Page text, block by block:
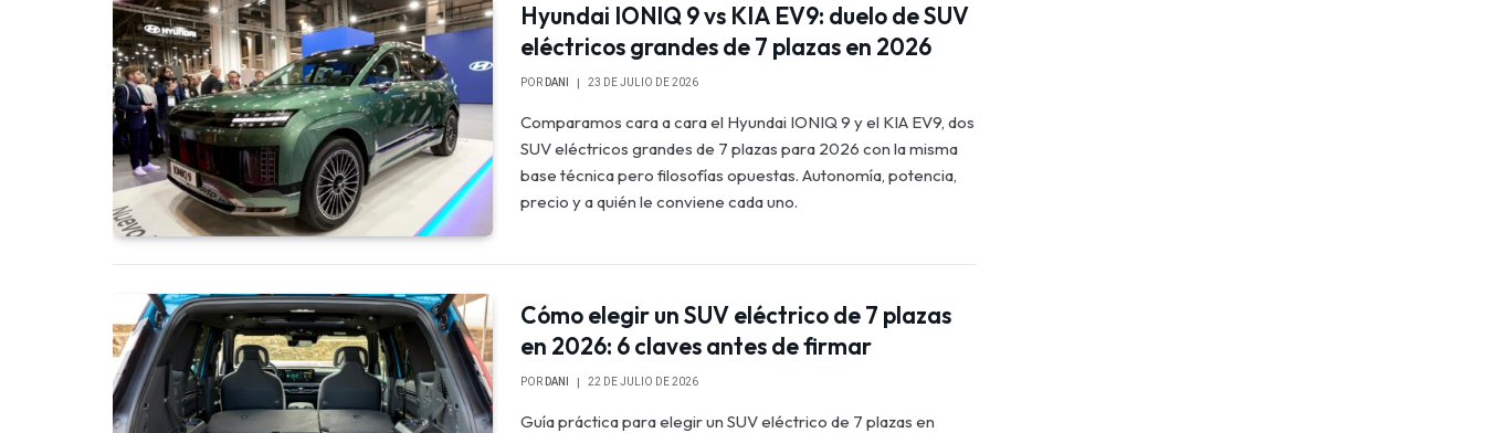
Hyundai IONIQ 9 vs KIA EV9: duelo de SUV
eléctricos grandes de 7 plazas en 2026
POR DANI 23 DE JULIO DE 2026
Comparamos cara a cara el Hyundai IONIQ 9 y el KIA EV9, dos
SUV eléctricos grandes de 7 plazas para 2026 con la misma
base técnica pero filosofías opuestas. Autonomía, potencia,
precio y a quién le conviene cada uno.
Cómo elegir un SUV eléctrico de 7 plazas
en 2026: 6 claves antes de firmar
POR DANI 22 DE JULIO DE 2026
Guía práctica para elegir un SUV eléctrico de 7 plazas en